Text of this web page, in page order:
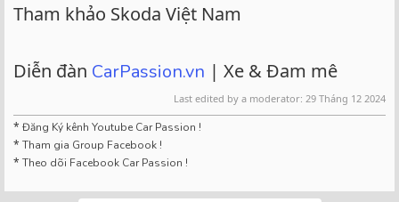
Tham khảo Skoda Việt Nam
Diễn đàn CarPassion.vn | Xe & Đam mê
Last edited by a moderator: 29 Tháng 12 2024
* Đăng Ký kênh Youtube Car Passion !
* Tham gia Group Facebook !
* Theo dõi Facebook Car Passion !